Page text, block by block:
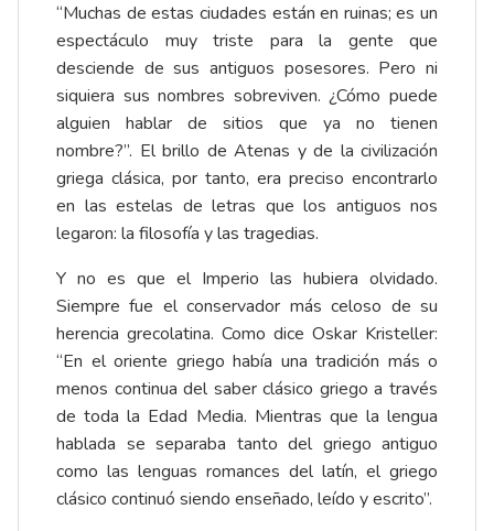
“Muchas de estas ciudades están en ruinas; es un
espectáculo muy triste para la gente que
desciende de sus antiguos posesores. Pero ni
siquiera sus nombres sobreviven. ¿Cómo puede
alguien hablar de sitios que ya no tienen
nombre?”. El brillo de Atenas y de la civilización
griega clásica, por tanto, era preciso encontrarlo
en las estelas de letras que los antiguos nos
legaron: la filosofía y las tragedias.
Y no es que el Imperio las hubiera olvidado.
Siempre fue el conservador más celoso de su
herencia grecolatina. Como dice Oskar Kristeller:
“En el oriente griego había una tradición más o
menos continua del saber clásico griego a través
de toda la Edad Media. Mientras que la lengua
hablada se separaba tanto del griego antiguo
como las lenguas romances del latín, el griego
clásico continuó siendo enseñado, leído y escrito”.